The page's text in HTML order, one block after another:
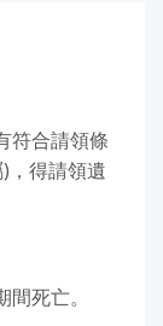
符合請領條
，得請領遺
死亡。